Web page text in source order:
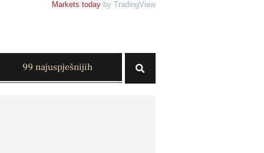
Markets today by TradingView
99 najuspješnijih